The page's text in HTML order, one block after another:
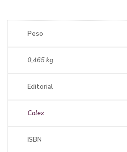
Peso
0,465 kg
Editorial
Colex
ISBN